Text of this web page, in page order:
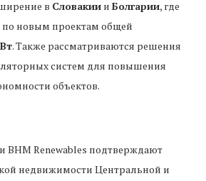
в Словакии и Болгарии, где
по новым проектам общей
. Также рассматриваются решения
систем для повышения
объектов.
BHM Renewables подтверждают
недвижимости Центральной и